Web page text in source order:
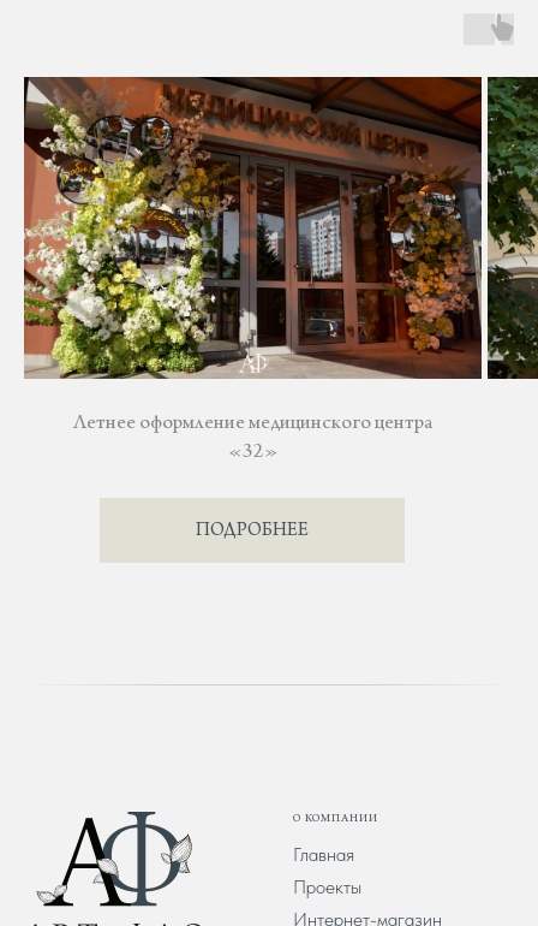
Летнее оформление медицинского центра
«32»
ПОДРОБНЕЕ
О КОМПАНИИ
Главная
Проекты
Интернет-магазин